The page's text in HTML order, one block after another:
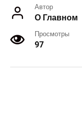
Автор
О Главном
Просмотры
97